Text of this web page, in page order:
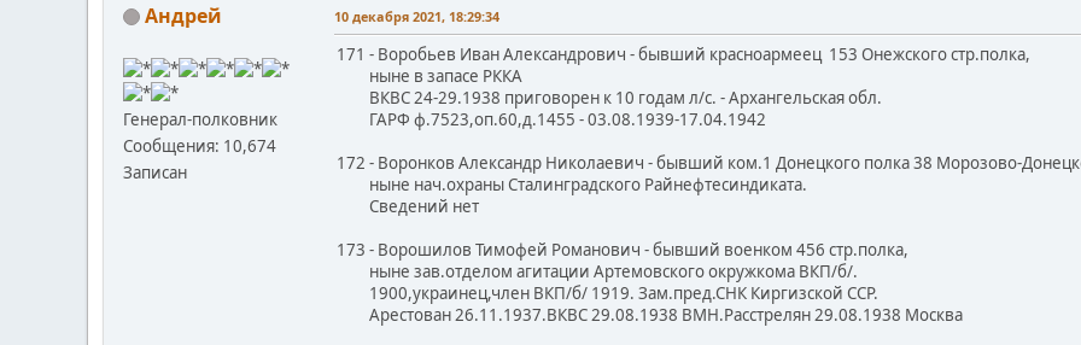
Андрей
Генерал-полковник
Сообщения: 10,674
Записан
10 декабря 2021, 18:29:34
171 - Воробьев Иван Александрович - бывший красноармеец 153 Онежского стр.полка,
ныне в запасе РККА
ВКВС 24-29.1938 приговорен к 10 годам л/с. - Архангельская обл.
ГАРФ ф.7523,оп.60,д.1455 - 03.08.1939-17.04.1942
172 - Воронков Александр Николаевич - бывший ком.1 Донецкого полка 38 Морозово-
ныне нач.охраны Сталинградского Райнефтесиндиката.
Сведений нет
173 - Ворошилов Тимофей Романович - бывший военком 456 стр.полка,
ныне зав.отделом агитации Артемовского окружкома ВКП/б/.
1900,украинец,член ВКП/б/ 1919. Зам.пред.СНК Киргизской ССР.
Арестован 26.11.1937.ВКВС 29.08.1938 ВМН.Расстрелян 29.08.1938 Москва